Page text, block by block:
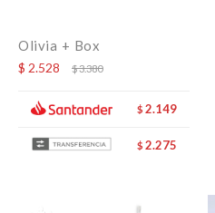
Olivia + Box
$ 2.528 $3.380
$ 2.149
$ 2.275